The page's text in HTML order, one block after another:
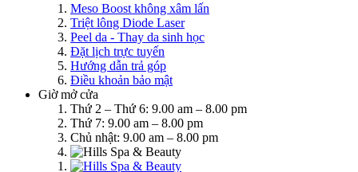
Meso Boost không xâm lấn
Triệt lông Diode Laser
Peel da - Thay da sinh học
Đặt lịch trực tuyến
Hướng dẫn trả góp
Điều khoản bảo mật
Giờ mở cửa
Thứ 2 – Thứ 6: 9.00 am – 8.00 pm
Thứ 7: 9.00 am – 8.00 pm
Chủ nhật: 9.00 am – 8.00 pm